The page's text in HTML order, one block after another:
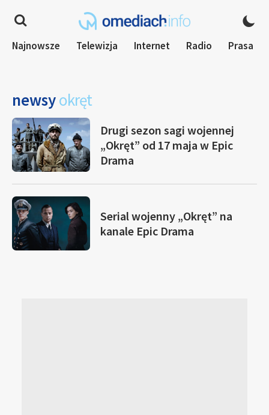
Najnowsze Telewizja Internet Radio Prasa
newsyokręt
Drugi sezon sagi wojennej
„Okręt” od 17 maja w Epic
Drama
Serial wojenny „Okręt” na
kanale Epic Drama